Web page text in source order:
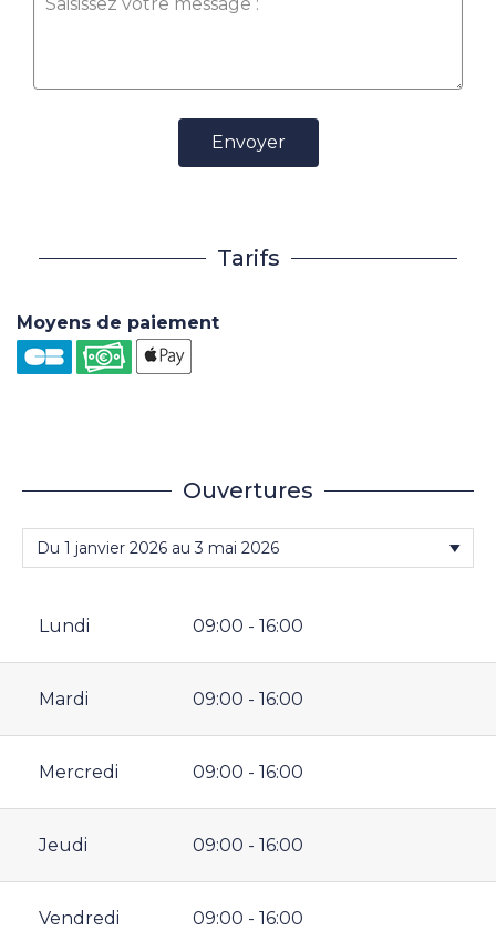
Envoyer
Tarifs
Moyens de paiement
Ouvertures
Lundi 09:00 - 16:00
Mardi 09:00 - 16:00
Mercredi 09:00 - 16:00
Jeudi 09:00 - 16:00
Vendredi 09:00 - 16:00